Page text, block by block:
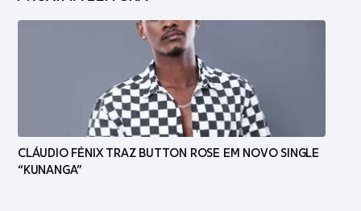
CLÁUDIO FÉNIX TRAZ BUTTON ROSE EM NOVO SINGLE
“KUNANGA”